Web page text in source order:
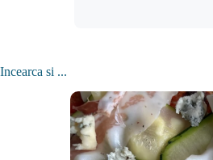
Incearca si ...